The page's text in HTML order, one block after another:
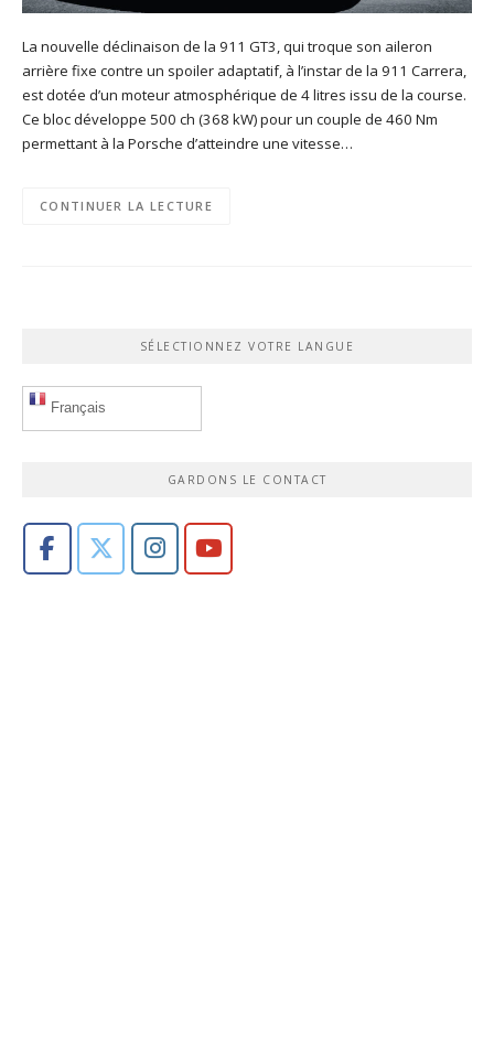
La nouvelle déclinaison de la 911 GT3, qui troque son aileron
arrière fixe contre un spoiler adaptatif, à l’instar de la 911 Carrera,
est dotée d’un moteur atmosphérique de 4 litres issu de la course.
Ce bloc développe 500 ch (368 kW) pour un couple de 460 Nm
permettant à la Porsche d’atteindre une vitesse…
CONTINUER LA LECTURE
SÉLECTIONNEZ VOTRE LANGUE
Français
GARDONS LE CONTACT